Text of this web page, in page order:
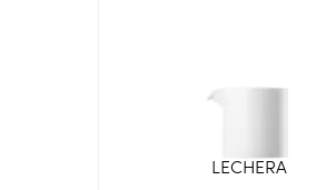
LECHERA